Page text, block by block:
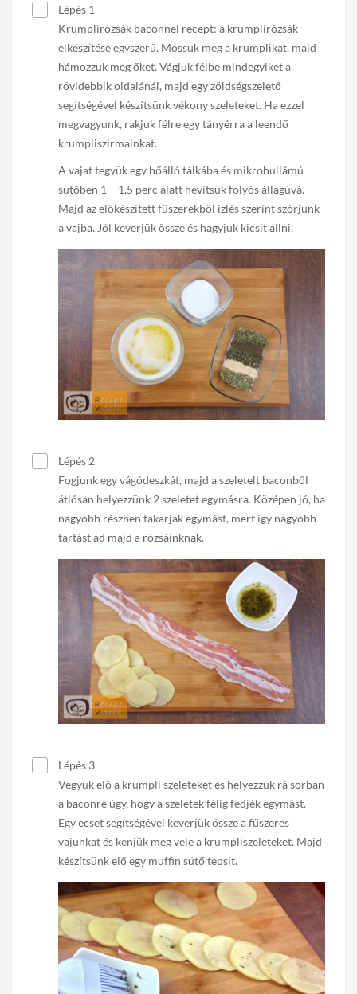
Lépés 1
Krumplirózsák baconnel recept: a krumplirózsák
elkészítése egyszerű. Mossuk meg a krumplikat, majd
hámozzuk meg őket. Vágjuk félbe mindegyiket a
rövidebbik oldalánál, majd egy zöldségszelető
segítségével készítsünk vékony szeleteket. Ha ezzel
megvagyunk, rakjuk félre egy tányérra a leendő
krumpliszirmainkat.
A vajat tegyük egy hőálló tálkába és mikrohullámú
sütőben 1 – 1,5 perc alatt hevítsük folyós állagúvá.
Majd az előkészített fűszerekből ízlés szerint szórjunk
a vajba. Jól keverjük össze és hagyjuk kicsit állni.
Lépés 2
Fogjunk egy vágódeszkát, majd a szeletelt baconből
átlósan helyezzünk 2 szeletet egymásra. Középen jó, ha
nagyobb részben takarják egymást, mert így nagyobb
tartást ad majd a rózsáinknak.
Lépés 3
Vegyük elő a krumpli szeleteket és helyezzük rá sorban
a baconre úgy, hogy a szeletek félig fedjék egymást.
Egy ecset segítségével keverjük össze a fűszeres
vajunkat és kenjük meg vele a krumpliszeleteket. Majd
készítsünk elő egy muffin sütő tepsit.